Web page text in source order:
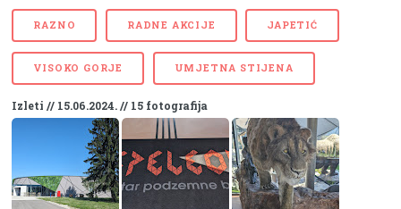
RAZNO RADNE AKCIJE JAPETIĆ
VISOKO GORJE UMJETNA STIJENA
Izleti // 15.06.2024. // 15 fotografija